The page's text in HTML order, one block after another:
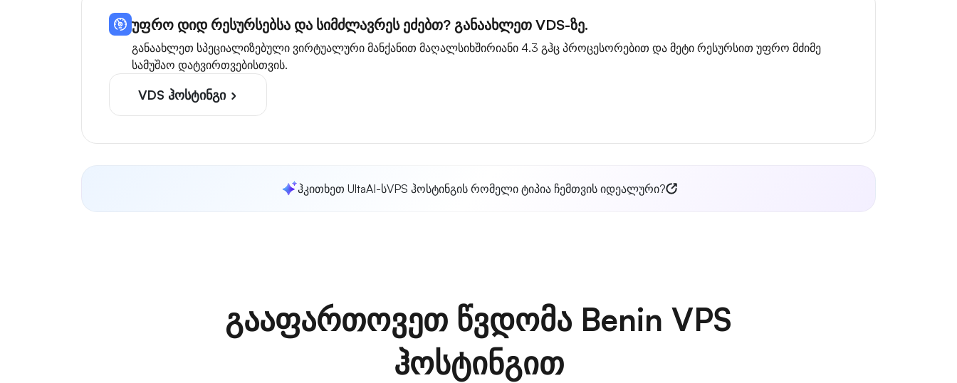
უფრო დიდ რესურსებსა და სიმძლავრეს ეძებთ? განაახლეთ VDS-ზე.
განაახლეთ სპეციალიზებული ვირტუალური მანქანით მაღალსიხშირიანი 4.3 გჰც პროცესორებით და მეტი რესურსით უფრო მძიმე
სამუშაო დატვირთვებისთვის.
VDS ჰოსტინგი
ჰკითხეთ UltaAI-სVPS ჰოსტინგის რომელი ტიპია ჩემთვის იდეალური?
გააფართოვეთ წვდომა Benin VPS
ჰოსტინგით